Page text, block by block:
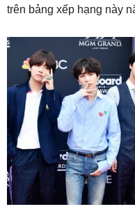
trên bảng xếp hạng này